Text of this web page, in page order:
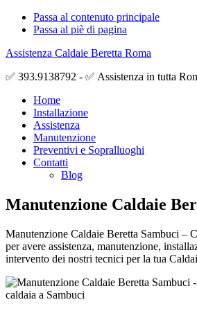
Passa al contenuto principale
Passa al piè di pagina
Assistenza Caldaie Beretta Roma
✅ 393.9138792 - ✅ Assistenza in tutta
Home
Installazione
Assistenza
Manutenzione
Preventivi e Sopralluoghi
Contatti
Blog
Manutenzione Caldaie
Manutenzione Caldaie Beretta Sambuci –
per avere assistenza, manutenzione,
intervento dei nostri tecnici per la tua